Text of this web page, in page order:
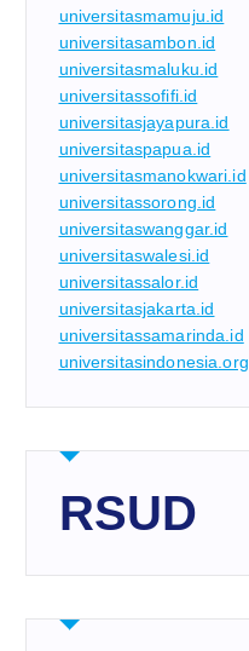
universitasmamuju.id
universitasambon.id
universitasmaluku.id
universitassofifi.id
universitasjayapura.id
universitaspapua.id
universitasmanokwari.id
universitassorong.id
universitaswanggar.id
universitaswalesi.id
universitassalor.id
universitasjakarta.id
universitassamarinda.id
universitasindonesia.org
RSUD